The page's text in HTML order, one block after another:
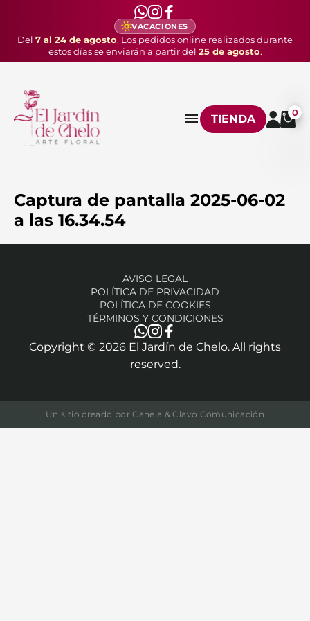
VACACIONES
Del 7 al 24 de agosto. Los pedidos online realizados durante
estos días se enviarán a partir del 25 de agosto.
TIENDA 0
Captura de pantalla 2025-06-02
a las 16.34.54
Copyright © 2026 El Jardín de Chelo. All rights
reserved.
AVISO LEGAL
POLÍTICA DE PRIVACIDAD
POLÍTICA DE COOKIES
TÉRMINOS Y CONDICIONES
Un sitio creado porCanela & Clavo Comunicación